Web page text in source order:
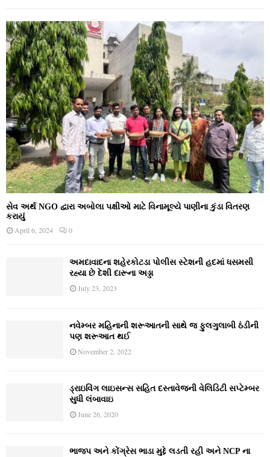
સેવ અર્થ NGO દ્વારા અબોલા પક્ષીઓ માટે વિનામૂલ્યે પાણીના કુંડા વિતરણ
કરાયું
April 6, 2024 0
અમદાવાદના શહેરકોટડા પોલીસ સ્ટેશની હદમાં ધસમસી
રહ્યા છે દેશી દારૂના અડ્ડા
July 23, 2023
નવેમ્‍બર મહિનાની શરૂઆતની સાથે જ ફુલગુલાબી ઠંડીની
પણ શરૂઆત થઈ
November 2, 2022
ડ્રાઇવિંગ લાઇસન્સ સહિત દસ્તાવેજની વેલિડિટી સપ્ટેમ્બર
સુધી લંબાવાઇ
June 26, 2020
ભાજપ અને કોંગ્રેસ ભાડા મુદ્દે લડતી રહી અને NCP ના